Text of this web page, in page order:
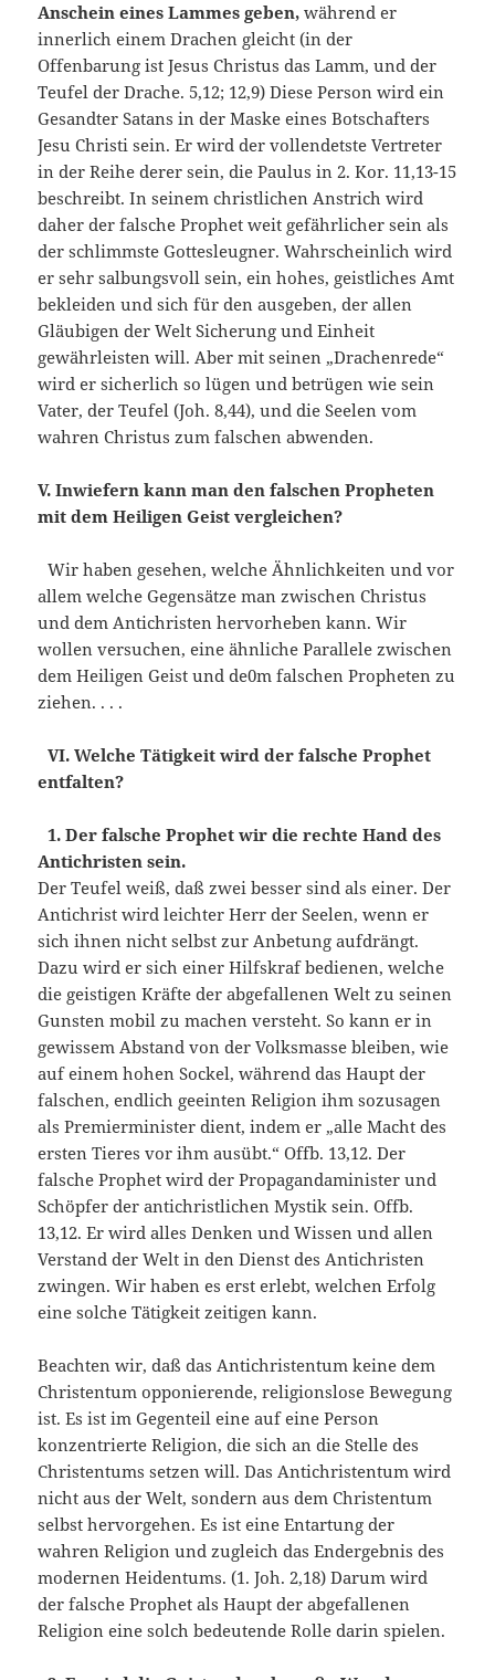
Anschein eines Lammes geben, während er
innerlich einem Drachen gleicht (in der
Offenbarung ist Jesus Christus das Lamm, und der
Teufel der Drache. 5,12; 12,9) Diese Person wird ein
Gesandter Satans in der Maske eines Botschafters
Jesu Christi sein. Er wird der vollendetste Vertreter
in der Reihe derer sein, die Paulus in 2. Kor. 11,13-15
beschreibt. In seinem christlichen Anstrich wird
daher der falsche Prophet weit gefährlicher sein als
der schlimmste Gottesleugner. Wahrscheinlich wird
er sehr salbungsvoll sein, ein hohes, geistliches Amt
bekleiden und sich für den ausgeben, der allen
Gläubigen der Welt Sicherung und Einheit
gewährleisten will. Aber mit seinen „Drachenrede“
wird er sicherlich so lügen und betrügen wie sein
Vater, der Teufel (Joh. 8,44), und die Seelen vom
wahren Christus zum falschen abwenden.
V. Inwiefern kann man den falschen Propheten
mit dem Heiligen Geist vergleichen?
Wir haben gesehen, welche Ähnlichkeiten und vor
allem welche Gegensätze man zwischen Christus
und dem Antichristen hervorheben kann. Wir
wollen versuchen, eine ähnliche Parallele zwischen
dem Heiligen Geist und de0m falschen Propheten zu
ziehen. . . .
VI. Welche Tätigkeit wird der falsche Prophet
entfalten?
1. Der falsche Prophet wir die rechte Hand des
Antichristen sein.
Der Teufel weiß, daß zwei besser sind als einer. Der
Antichrist wird leichter Herr der Seelen, wenn er
sich ihnen nicht selbst zur Anbetung aufdrängt.
Dazu wird er sich einer Hilfskraf bedienen, welche
die geistigen Kräfte der abgefallenen Welt zu seinen
Gunsten mobil zu machen versteht. So kann er in
gewissem Abstand von der Volksmasse bleiben, wie
auf einem hohen Sockel, während das Haupt der
falschen, endlich geeinten Religion ihm sozusagen
als Premierminister dient, indem er „alle Macht des
ersten Tieres vor ihm ausübt.“ Offb. 13,12. Der
falsche Prophet wird der Propagandaminister und
Schöpfer der antichristlichen Mystik sein. Offb.
13,12. Er wird alles Denken und Wissen und allen
Verstand der Welt in den Dienst des Antichristen
zwingen. Wir haben es erst erlebt, welchen Erfolg
eine solche Tätigkeit zeitigen kann.
Beachten wir, daß das Antichristentum keine dem
Christentum opponierende, religionslose Bewegung
ist. Es ist im Gegenteil eine auf eine Person
konzentrierte Religion, die sich an die Stelle des
Christentums setzen will. Das Antichristentum wird
nicht aus der Welt, sondern aus dem Christentum
selbst hervorgehen. Es ist eine Entartung der
wahren Religion und zugleich das Endergebnis des
modernen Heidentums. (1. Joh. 2,18) Darum wird
der falsche Prophet als Haupt der abgefallenen
Religion eine solch bedeutende Rolle darin spielen.